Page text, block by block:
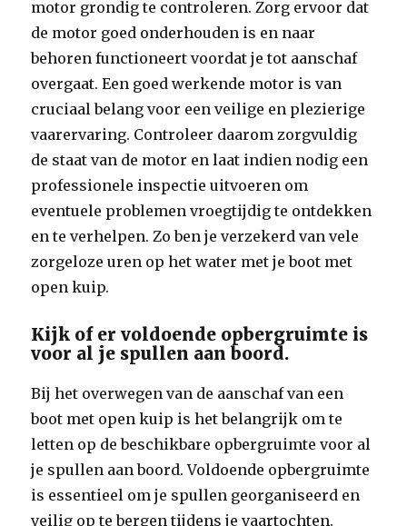
motor grondig te controleren. Zorg ervoor dat
de motor goed onderhouden is en naar
behoren functioneert voordat je tot aanschaf
overgaat. Een goed werkende motor is van
cruciaal belang voor een veilige en plezierige
vaarervaring. Controleer daarom zorgvuldig
de staat van de motor en laat indien nodig een
professionele inspectie uitvoeren om
eventuele problemen vroegtijdig te ontdekken
en te verhelpen. Zo ben je verzekerd van vele
zorgeloze uren op het water met je boot met
open kuip.
Kijk of er voldoende opbergruimte is
voor al je spullen aan boord.
Bij het overwegen van de aanschaf van een
boot met open kuip is het belangrijk om te
letten op de beschikbare opbergruimte voor al
je spullen aan boord. Voldoende opbergruimte
is essentieel om je spullen georganiseerd en
veilig op te bergen tijdens je vaartochten.